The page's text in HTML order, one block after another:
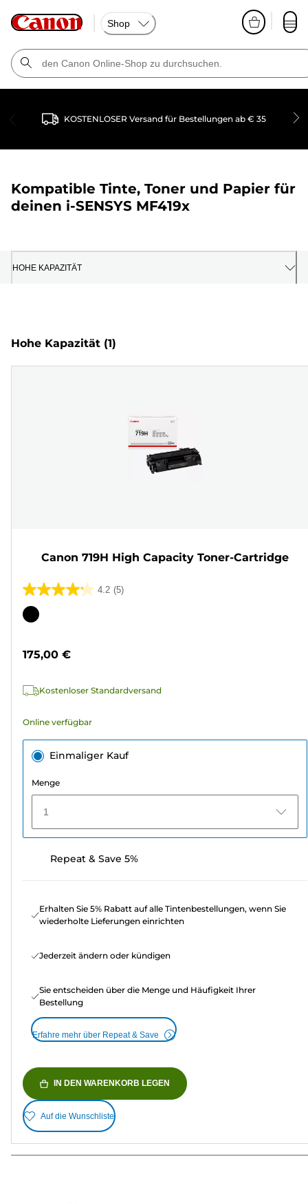
Shop
KOSTENLOSER Versand für Bestellungen ab € 35
Kompatible Tinte, Toner und Papier für
deinen i-SENSYS MF419x
HOHE KAPAZITÄT
Hohe Kapazität (1)
Canon 719H High Capacity Toner-Cartridge
4.2 (5)
4.2
von
Farbpatrone
175,00 €
Kostenloser Standardversand
Online verfügbar
Einmaliger Kauf
Menge
1
Repeat & Save 5%
Erhalten Sie 5% Rabatt auf alle Tintenbestellungen, wenn Sie
wiederholte Lieferungen einrichten
Jederzeit ändern oder kündigen
Sie entscheiden über die Menge und Häufigkeit Ihrer
Bestellung
Erfahre mehr über Repeat & Save
IN DEN WARENKORB LEGEN
Auf die Wunschliste